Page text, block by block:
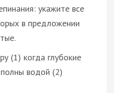
укажите все
в предложении
(1) когда глубокие
водой (2)